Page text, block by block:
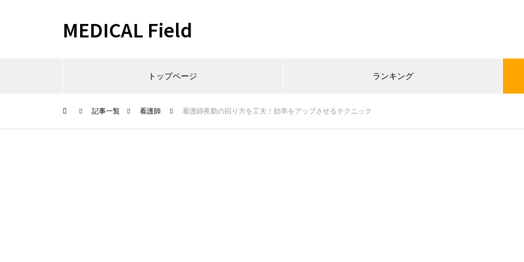
MEDICAL Field
トップページ ランキング
記事一覧 看護師 看護師夜勤の回り方を工夫！効率をアップさせるテクニック